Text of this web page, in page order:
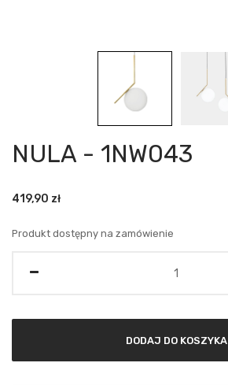
NULA - 1NW043
419,90 zł
Produkt dostępny na zamówienie
DODAJ DO KOSZYKA